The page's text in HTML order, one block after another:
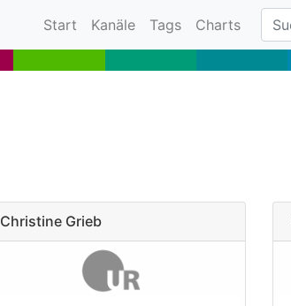
Start (current)
Kanäle Tags Charts
Christine Grieb